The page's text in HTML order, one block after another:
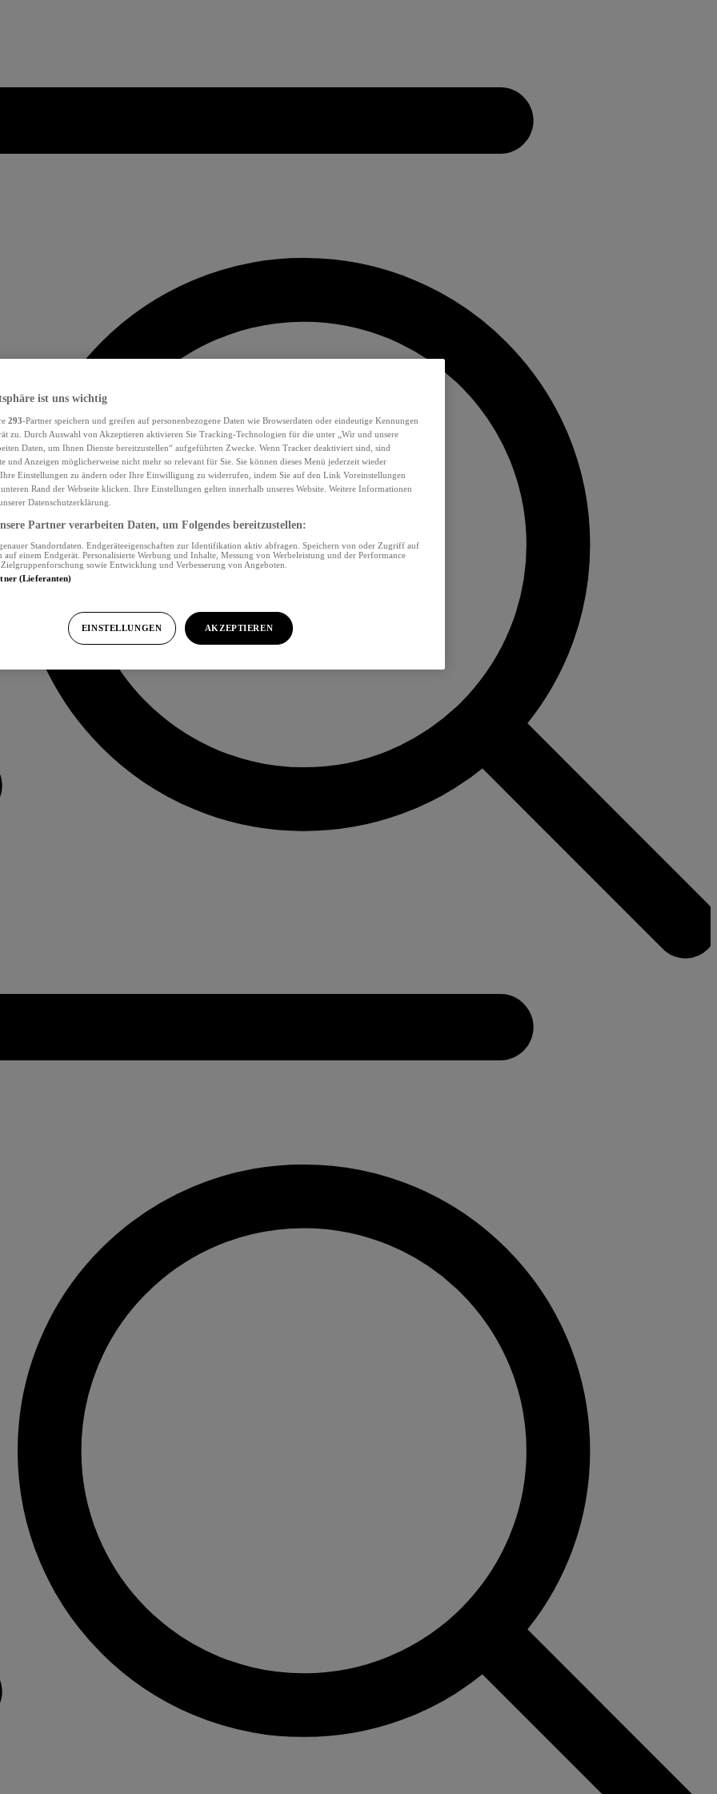
ist uns wichtig
293-Partner speichern und greifen auf personenbezogene Daten wie Browserdaten oder eindeutige Kennungen
zu. Durch Auswahl von Akzeptieren aktivieren Sie Tracking-Technologien für die unter „Wir und unsere
Daten, um Ihnen Dienste bereitzustellen“ aufgeführten Zwecke. Wenn Tracker deaktiviert sind, sind
und Anzeigen möglicherweise nicht mehr so relevant für Sie. Sie können dieses Menü jederzeit wieder
Einstellungen zu ändern oder Ihre Einwilligung zu widerrufen, indem Sie auf den Link Voreinstellungen
Rand der Webseite klicken. Ihre Einstellungen gelten innerhalb unseres Website. Weitere Informationen
Datenschutzerklärung.
Partner verarbeiten Daten, um Folgendes bereitzustellen:
Standortdaten. Endgeräteeigenschaften zur Identifikation aktiv abfragen. Speichern von oder Zugriff auf
einem Endgerät. Personalisierte Werbung und Inhalte, Messung von Werbeleistung und der Performance
sowie Entwicklung und Verbesserung von Angeboten.
(Lieferanten)
EINSTELLUNGEN AKZEPTIEREN